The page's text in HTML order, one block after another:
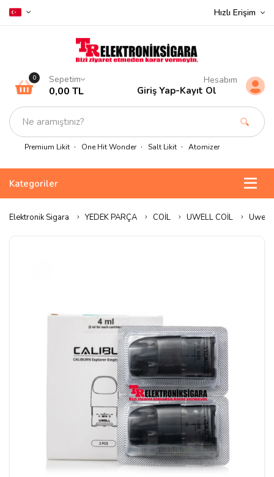
Hızlı Erişim
Premium Likit One Hit Wonder Salt Likit Atomizer
0 Sepetim
0,00 TL
Hesabım
Giriş Yap-Kayıt Ol
Kategoriler
Elektronik Sigara YEDEK PARÇA COİL UWELL COİL Uwell